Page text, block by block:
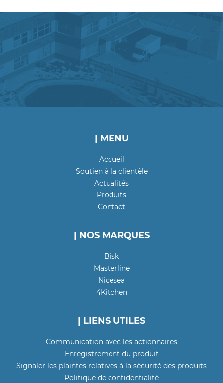
| MENU
Accueil
Soutien à la clientèle
Actualités
Produits
Contact
| NOS MARQUES
Bisk
Masterline
Nicesea
4Kitchen
| LIENS UTILES
Communication avec les actionnaires
Enregistrement du produit
Signaler les plaintes relatives à la sécurité des produits
Politique de confidentialité